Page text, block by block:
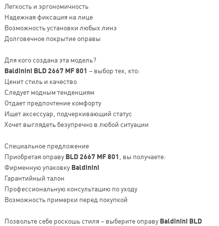
Легкость и эргономичность
Надежная фиксация на лице
Возможность установки любых линз
Долговечное покрытие оправы
Для кого создана эта модель?
Baldinini BLD 2667 MF 801 – выбор тех, кто:
Ценит стиль и качество
Следует модным тенденциям
Отдает предпочтение комфорту
Ищет аксессуар, подчеркивающий статус
Хочет выглядеть безупречно в любой ситуации
Специальное предложение
Приобретая оправу BLD 2667 MF 801 , вы получаете:
Фирменную упаковку Baldinini
Гарантийный талон
Профессиональную консультацию по уходу
Возможность примерки перед покупкой
Позвольте себе роскошь стиля – выберите оправу Baldinini BLD